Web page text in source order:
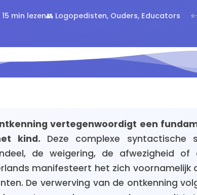
min lezen👥 Logopedisten, Ouders, Educators
vertegenwoordigt een
kind. Deze complexe
de weigering, de afwezigheid
manifesteert het zich voornamelijk
De verwerving van de ontkenning